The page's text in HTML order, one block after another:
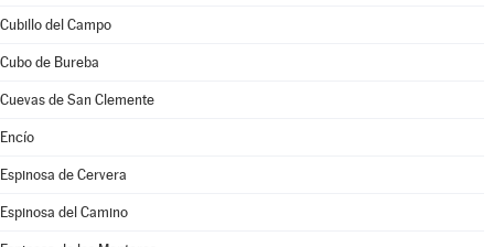
Cubillo del Campo
Cubo de Bureba
Cuevas de San Clemente
Encío
Espinosa de Cervera
Espinosa del Camino